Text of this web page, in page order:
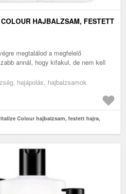
HAJBALZSAM, FESTETT
megtalálod a megfelelő
annál, hogy kifakul, de nem kell
hajápolás, hajbalzsamok
Colour hajbalzsam, festett hajra,